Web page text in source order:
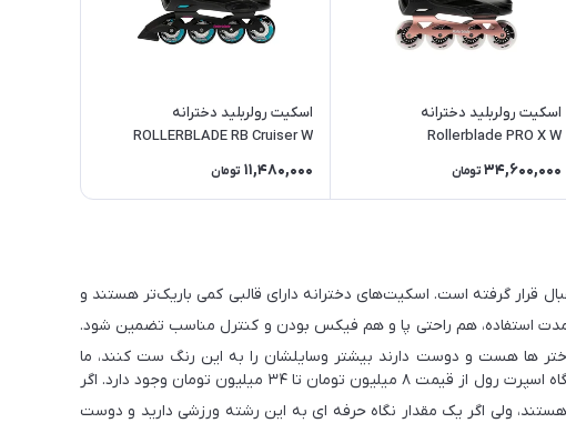
اسكيت رولربليد دخترانه
Rollerblade PRO X W
34,600,000 تومان
اسکیت رولربلید دخترانه
ROLLERBLADE RB Cruiser W
11,480,000 تومان
قرار گرفته است. اسکیت‌های دخترانه دارای قالبی کمی باریک‌تر هستند و
در تمام مدت استفاده، هم راحتی پا و هم فیکس بودن و کنترل مناسب تضمین شود.
ها هست و دوست دارند بیشتر وسایلشان را به این رنگ ست کنند، ما
با توجه به برند اسکیت و کیفیت مد نظر، قیمت های مختلفی برای اسکیت دخترانه صورتی وجود دارد. اسکیت های دخترانه در فروشگاه اسپرت رول از قیمت ۸ میلیون تومان تا ۳۴ میلیون تومان وجود دارد. اگر
ولی اگر یک مقدار نگاه حرفه ای به این رشته ورزشی دارید و دوست